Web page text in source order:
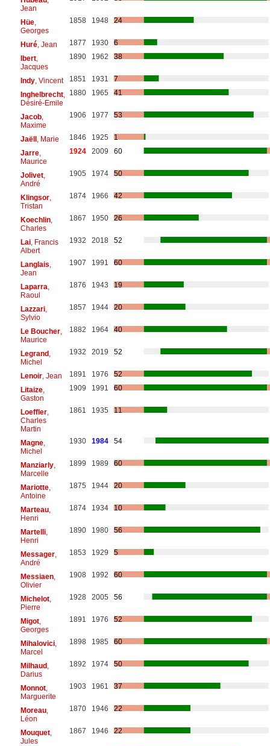
Jean
Hüe,
Georges
1858 1948 24
Huré, Jean 1877 1930
6
Ibert,
Jacques
1890 1962 38
Indy, Vincent 1851 1931
7
Inghelbrecht,
Désiré-Emile
1880 1965 41
Jacob,
Maxime
1906 1977 53
Jaëll, Marie 1846 1925
1
Jarre,
Maurice
1924 2009 60
Jolivet,
André
1905 1974 50
Klingsor,
Tristan
1874 1966 42
Koechlin,
Charles
1867 1950 26
Lai, Francis
Albert
1932 2018 52
Langlais
Jean
1907 1991 60
Laparra
Raoul
1876 1943 19
Lazzari,
Sylvio
1857 1944 20
Le Boucher,
Maurice
1882 1964 40
Legrand,
Michel
1932 2019 52
Lenoir, Jean 1891 1976
52
Litaize,
Gaston
1909 1991 60
Loeffler,
Charles
Martin
1861 1935 11
Magne,
Michel
1930 1984 54
Manziarly,
Marcelle
1899 1989 60
Mariotte,
Antoine
1875 1944 20
Marteau,
Henri
1874 1934 10
Martelli,
Henri
1890 1980 56
Messager,
André
1853 1929 5
Messiaen,
Olivier
1908 1992 60
Michelot,
Pierre
1928 2005 56
Migot,
Georges
1891 1976 52
Mihalovici,
Marcel
1898 1985 60
Milhaud,
Darius
1892 1974 50
Monnot,
Marguerite
1903 1961 37
Moreau,
Léon
1870 1946 22
Mouquet,
Jules
1867 1946 22